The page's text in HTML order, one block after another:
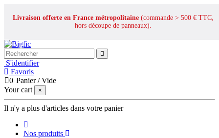
Livraison offerte en France métropolitaine (commande > 500 € TTC,
hors découpe de panneaux).
S'identifier
Favoris
0 Panier /Vide
Your cart
×
Il n'y a plus d'articles dans votre panier
Nos produits